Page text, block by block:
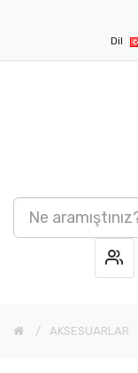
Dil
AKSESUARLAR